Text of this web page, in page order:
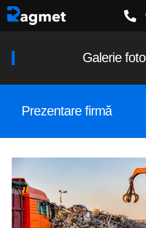
Galerie foto
Prezentare firmă